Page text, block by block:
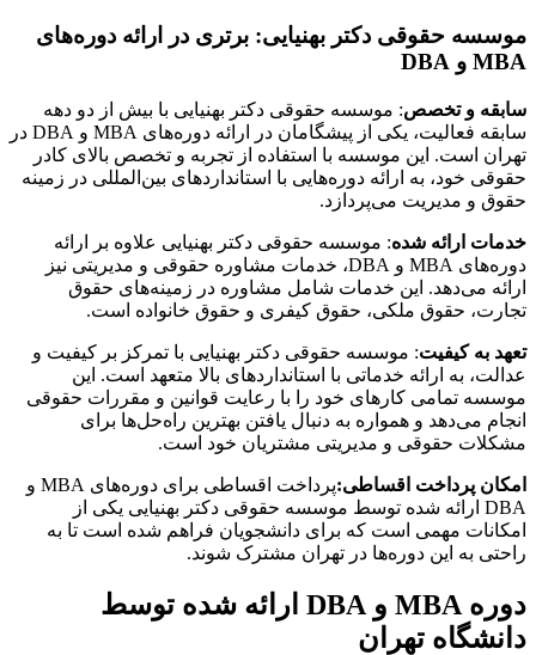
موسسه حقوقی دکتر بهنیایی: برتری در ارائه دوره‌های
MBA و DBA
سابقه و تخصص: موسسه حقوقی دکتر بهنیایی با بیش از دو دهه
سابقه فعالیت، یکی از پیشگامان در ارائه دوره‌های MBA و DBA در
تهران است. این موسسه با استفاده از تجربه و تخصص بالای کادر
حقوقی خود، به ارائه دوره‌هایی با استانداردهای بین‌المللی در زمینه
حقوق و مدیریت می‌پردازد.
خدمات ارائه شده: موسسه حقوقی دکتر بهنیایی علاوه بر ارائه
دوره‌های MBA و DBA، خدمات مشاوره حقوقی و مدیریتی نیز
ارائه می‌دهد. این خدمات شامل مشاوره در زمینه‌های حقوق
تجارت، حقوق ملکی، حقوق کیفری و حقوق خانواده است.
تعهد به کیفیت: موسسه حقوقی دکتر بهنیایی با تمرکز بر کیفیت و
عدالت، به ارائه خدماتی با استانداردهای بالا متعهد است. این
موسسه تمامی کارهای خود را با رعایت قوانین و مقررات حقوقی
انجام می‌دهد و همواره به دنبال یافتن بهترین راه‌حل‌ها برای
مشکلات حقوقی و مدیریتی مشتریان خود است.
امکان پرداخت اقساطی:
پرداخت اقساطی برای دوره‌های MBA و
DBA ارائه شده توسط موسسه حقوقی دکتر بهنیایی یکی از
امکانات مهمی است که برای دانشجویان فراهم شده است تا به
راحتی به این دوره‌ها در تهران مشترک شوند.
دوره MBA و DBA ارائه شده توسط
دانشگاه تهران